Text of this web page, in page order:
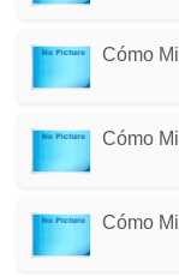
Cómo
Cómo
Cómo